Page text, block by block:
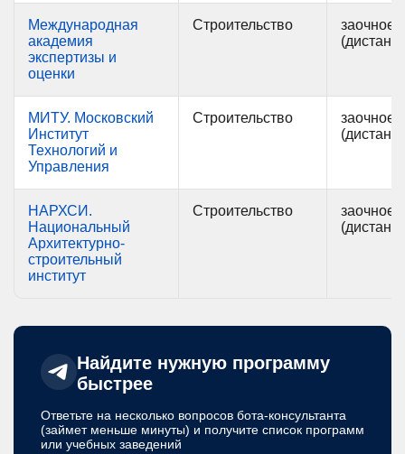
Международная
академия
экспертизы и
оценки
Строительство
заочное
МИТУ. Московский
Институт
Технологий и
Управления
Строительство
заочное
НАРХСИ.
Национальный
Архитектурно-
строительный
институт
Строительство
заочное
Найдите нужную программу
быстрее
Ответьте на несколько вопросов бота-консультанта
(займет меньше минуты) и получите список программ
или учебных заведений